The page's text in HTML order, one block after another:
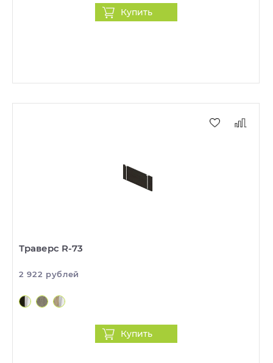
Купить
Траверс R-73
2 922 рублей
Купить